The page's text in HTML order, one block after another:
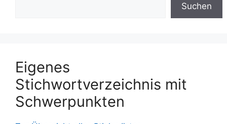
Suchen
Eigenes
Stichwortverzeichnis mit
Schwerpunkten